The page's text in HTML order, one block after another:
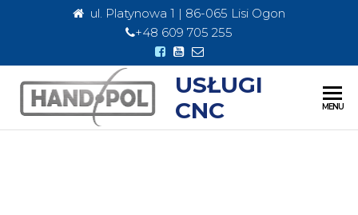
ul. Platynowa 1 | 86-065 Lisi Ogon
+48 609 705 255
USŁUGI
CNC
MENU